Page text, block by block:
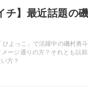
チ】最近話題の
ひよっこ」で活躍中の磯村勇
メージ通りの方？それとも以
方？